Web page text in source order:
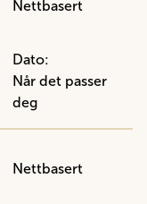
Nettbasert
Dato:
Når det passer
deg
Nettbasert